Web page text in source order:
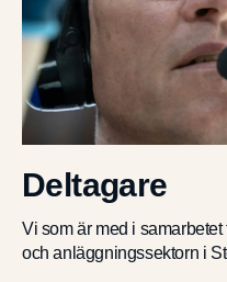
Deltagare
Vi som är med i
och anläggningssektorn i